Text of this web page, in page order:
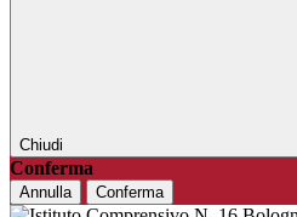
Chiudi
Conferma
Annulla Conferma